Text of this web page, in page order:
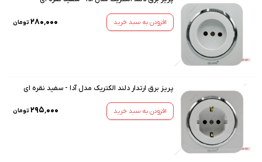
افزودن به سبد خرید ۲۸۰٬۰۰۰ تومان
پریز برق ارتدار دلند الکتریک مدل آدا - سفید نقره ای
افزودن به سبد خرید ۲۹۵٬۰۰۰ تومان